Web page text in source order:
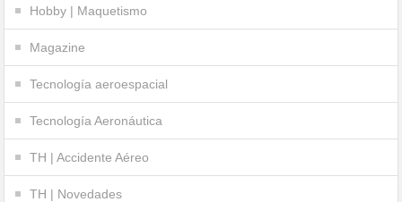
Hobby | Maquetismo
Magazine
Tecnología aeroespacial
Tecnología Aeronáutica
TH | Accidente Aéreo
TH | Novedades